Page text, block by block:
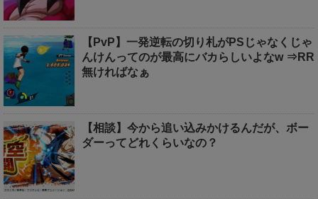
【PvP】一発逆転の切り札がPSじゃなくじゃ
んけんってのが最高にバカらしいよなw ⇒RR
無ければなぁ
【相談】今から追い込みかけるんだが、ボー
ダーってどれくらいなの？